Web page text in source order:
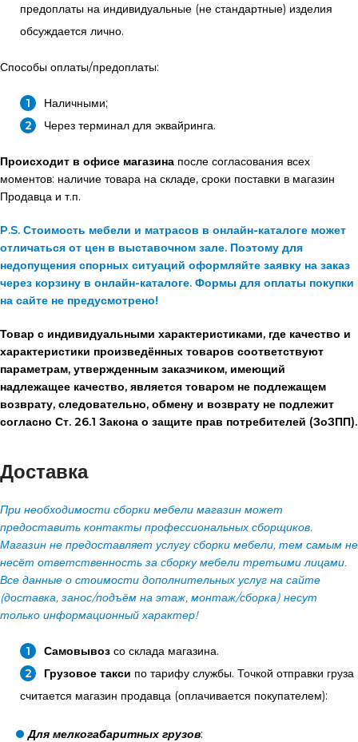
предоплаты на индивидуальные (не стандартные) изделия
обсуждается лично.
Способы оплаты/предоплаты:
Наличными;
Через терминал для эквайринга.
Происходит в офисе магазина после согласования всех
моментов: наличие товара на складе, сроки поставки в магазин
Продавца и т.п.
P.S. Стоимость мебели и матрасов в онлайн-каталоге может
отличаться от цен в выставочном зале. Поэтому для
недопущения спорных ситуаций оформляйте заявку на заказ
через корзину в онлайн-каталоге. Формы для оплаты покупки
на сайте не предусмотрено!
Товар с индивидуальными характеристиками, где качество и
характеристики произведённых товаров соответствуют
параметрам, утвержденным заказчиком, имеющий
надлежащее качество, является товаром не подлежащем
возврату, следовательно, обмену и возврату не подлежит
согласно Ст. 26.1 Закона о защите прав потребителей (ЗоЗПП).
Доставка
При необходимости сборки мебели магазин может
предоставить контакты профессиональных сборщиков.
Магазин не предоставляет услугу сборки мебели, тем самым не
несёт ответственность за сборку мебели третьими лицами.
Все данные о стоимости дополнительных услуг на сайте
(доставка, занос/подъём на этаж, монтаж/сборка) несут
только информационный характер!
Самовывоз со склада магазина.
Грузовое такси по тарифу службы. Точкой отправки груза
считается магазин продавца (оплачивается покупателем):
Для мелкогабаритных грузов: